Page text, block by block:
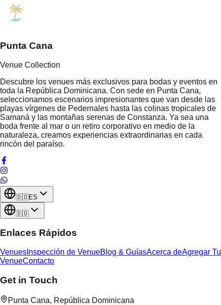
Punta Cana
Venue Collection
Descubre los venues más exclusivos para bodas y eventos en
toda la República Dominicana. Con sede en Punta Cana,
seleccionamos escenarios impresionantes que van desde las
playas vírgenes de Pedernales hasta las colinas tropicales de
Samaná y las montañas serenas de Constanza. Ya sea una
boda frente al mar o un retiro corporativo en medio de la
naturaleza, creamos experiencias extraordinarias en cada
rincón del paraíso.
🇩🇴ES
🇩🇴
Enlaces Rápidos
Venues Inspección de VenueBlog & GuíasAcerca deAgregar Tu
VenueContacto
Get in Touch
Punta Cana, República Dominicana